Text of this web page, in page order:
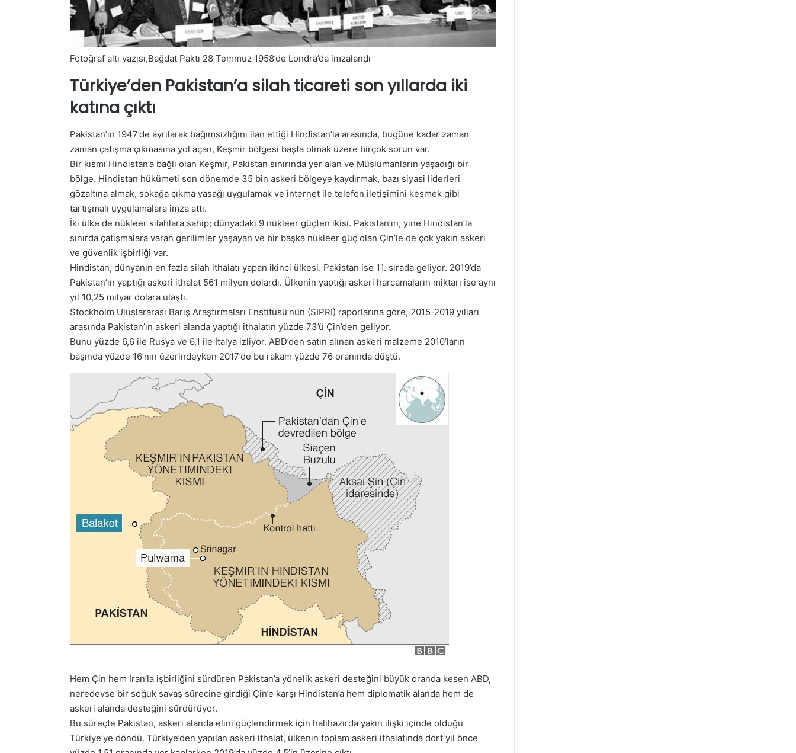
Fotoğraf altı yazısı,Bağdat Paktı 28 Temmuz 1958’de Londra’da imzalandı
Türkiye’den Pakistan’a silah ticareti son yıllarda iki
katına çıktı
Pakistan’ın 1947’de ayrılarak bağımsızlığını ilan ettiği Hindistan’la arasında, bugüne kadar zaman
zaman çatışma çıkmasına yol açan, Keşmir bölgesi başta olmak üzere birçok sorun var.
Bir kısmı Hindistan’a bağlı olan Keşmir, Pakistan sınırında yer alan ve Müslümanların yaşadığı bir
bölge. Hindistan hükümeti son dönemde 35 bin askeri bölgeye kaydırmak, bazı siyasi liderleri
gözaltına almak, sokağa çıkma yasağı uygulamak ve internet ile telefon iletişimini kesmek gibi
tartışmalı uygulamalara imza attı.
İki ülke de nükleer silahlara sahip; dünyadaki 9 nükleer güçten ikisi. Pakistan’ın, yine Hindistan’la
sınırda çatışmalara varan gerilimler yaşayan ve bir başka nükleer güç olan Çin’le de çok yakın askeri
ve güvenlik işbirliği var.
Hindistan, dünyanın en fazla silah ithalatı yapan ikinci ülkesi. Pakistan ise 11. sırada geliyor. 2019’da
Pakistan’ın yaptığı askeri ithalat 561 milyon dolardı. Ülkenin yaptığı askeri harcamaların miktarı ise aynı
yıl 10,25 milyar dolara ulaştı.
Stockholm Uluslararası Barış Araştırmaları Enstitüsü’nün (SIPRI) raporlarına göre, 2015-2019 yılları
arasında Pakistan’ın askeri alanda yaptığı ithalatın yüzde 73’ü Çin’den geliyor.
Bunu yüzde 6,6 ile Rusya ve 6,1 ile İtalya izliyor. ABD’den satın alınan askeri malzeme 2010’ların
başında yüzde 16’nın üzerindeyken 2017’de bu rakam yüzde 76 oranında düştü.
Hem Çin hem İran’la işbirliğini sürdüren Pakistan’a yönelik askeri desteğini büyük oranda kesen ABD,
neredeyse bir soğuk savaş sürecine girdiği Çin’e karşı Hindistan’a hem diplomatik alanda hem de
askeri alanda desteğini sürdürüyor.
Bu süreçte Pakistan, askeri alanda elini güçlendirmek için halihazırda yakın ilişki içinde olduğu
Türkiye’ye döndü. Türkiye’den yapılan askeri ithalat, ülkenin toplam askeri ithalatında dört yıl önce